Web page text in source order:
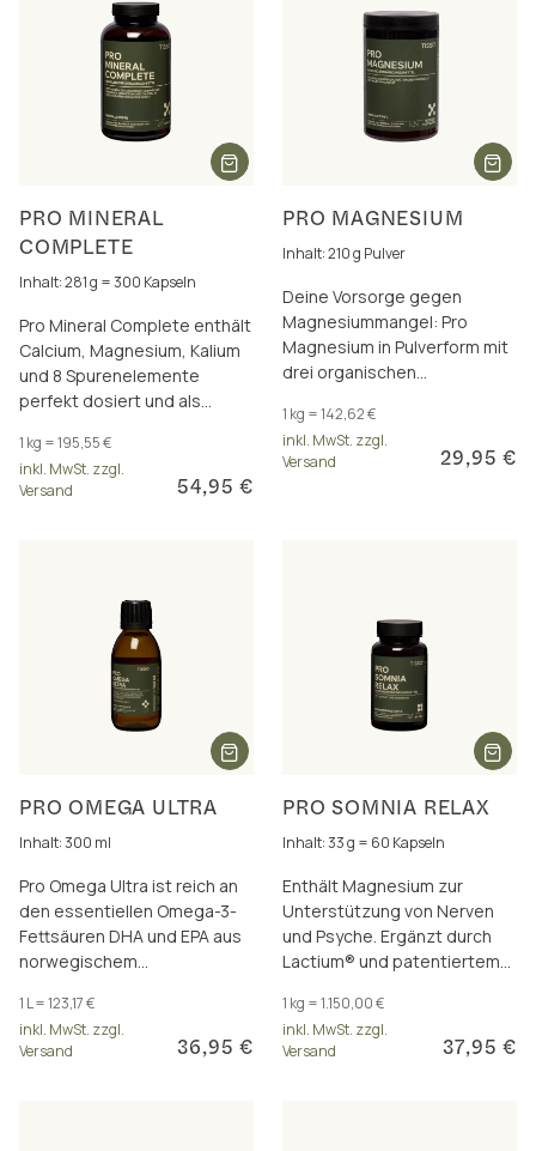
PRO MINERAL
COMPLETE
Inhalt: 281 g = 300 Kapseln
Pro Mineral Complete enthält
Calcium, Magnesium, Kalium
und 8 Spurenelemente
perfekt dosiert und als
bioverfügbare Formen.
1 kg = 195,55 €
inkl. MwSt. zzgl.
Versand
54,95 €
PRO MAGNESIUM
Inhalt: 210 g Pulver
Deine Vorsorge gegen
Magnesiummangel: Pro
Magnesium in Pulverform mit
drei organischen
resistentes Dextrin für dein
Mikrobiom.
1 kg = 142,62 €
inkl. MwSt. zzgl.
Versand
29,95 €
PRO OMEGA ULTRA
Inhalt: 300 ml
Pro Omega Ultra ist reich an
den essentiellen Omega-3-
Fettsäuren DHA und EPA aus
norwegischem
Herz und Sehkraft.
1 L = 123,17 €
inkl. MwSt. zzgl.
Versand
36,95 €
PRO SOMNIA RELAX
Inhalt: 33 g = 60 Kapseln
Enthält Magnesium zur
Unterstützung von Nerven
und Psyche. Ergänzt durch
Lactium® und patentiertem
bewährte Kombination.
1 kg = 1.150,00 €
inkl. MwSt. zzgl.
Versand
37,95 €